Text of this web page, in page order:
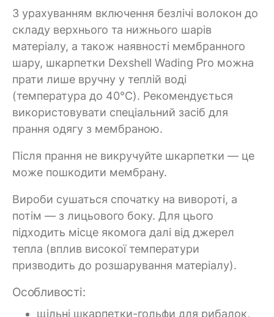
З урахуванням включення безлічі волокон до
складу верхнього та нижнього шарів
матеріалу, а також наявності мембранного
шару, шкарпетки Dexshell Wading Pro можна
прати лише вручну у теплій воді
(температура до 40°C). Рекомендується
використовувати спеціальний засіб для
прання одягу з мембраною.
Після прання не викручуйте шкарпетки — це
може пошкодити мембрану.
Вироби сушаться спочатку на вивороті, а
потім — з лицьового боку. Для цього
підходить місце якомога далі від джерел
тепла (вплив високої температури
призводить до розшарування матеріалу).
Особливості:
щільні шкарпетки-гольфи для рибалок,